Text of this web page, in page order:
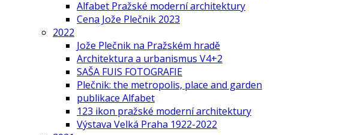
Alfabet Pražské moderní architektury
Cena Jože Plečnik 2023
2022
Jože Plečnik na Pražském hradě
Architektura a urbanismus V4+2
SAŠA FUIS FOTOGRAFIE
Plečnik: the metropolis, place and garden
publikace Alfabet
123 ikon pražské moderní architektury
Výstava Velká Praha 1922-2022